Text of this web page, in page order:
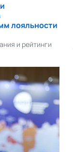
лояльности
и рейтинги